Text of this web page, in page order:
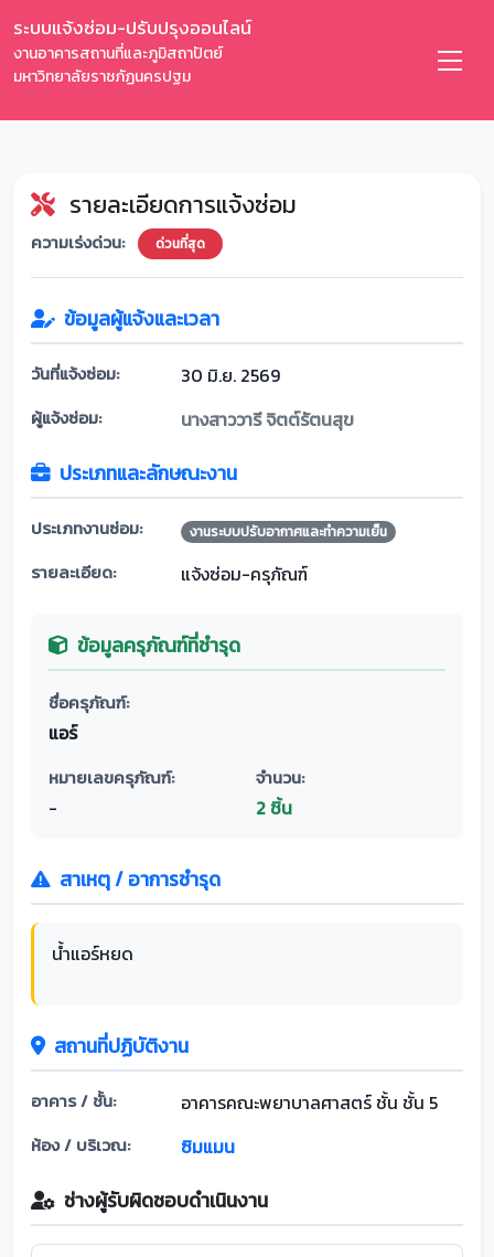
ระบบแจ้งซ่อม-ปรับปรุงออนไลน์
งานอาคารสถานที่และภูมิสถาปัตย์
มหาวิทยาลัยราชภัฏนครปฐม
รายละเอียดการแจ้งซ่อม
ความเร่งด่วน: ด่วนที่สุด
ข้อมูลผู้แจ้งและเวลา
วันที่แจ้งซ่อม: 30 มิ.ย. 2569
ผู้แจ้งซ่อม: นางสาววารี จิตต์รัตนสุข
ประเภทและลักษณะงาน
ประเภทงานซ่อม: งานระบบปรับอากาศและทำความเย็น
รายละเอียด: แจ้งซ่อม-ครุภัณฑ์
ข้อมูลครุภัณฑ์ที่ชำรุด
ชื่อครุภัณฑ์:
แอร์
หมายเลขครุภัณฑ์:
-
จำนวน:
2 ชิ้น
สาเหตุ / อาการชำรุด
น้ำแอร์หยด
สถานที่ปฏิบัติงาน
อาคาร / ชั้น: อาคารคณะพยาบาลศาสตร์ ชั้น ชั้น 5
ห้อง / บริเวณ: ซิมแมน
ช่างผู้รับผิดชอบดำเนินงาน